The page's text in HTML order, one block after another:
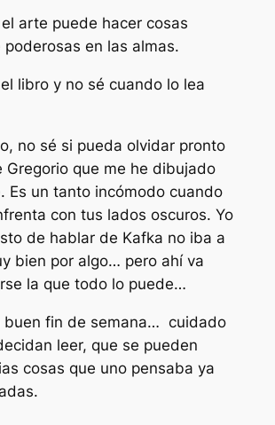
arte puede hacer cosas
poderosas en las almas.
libro y no sé cuando lo lea
no sé si pueda olvidar pronto
Gregorio que me he dibujado
Es un tanto incómodo cuando
con tus lados oscuros. Yo
de hablar de Kafka no iba a
bien por algo… pero ahí va
la que todo lo puede…
buen fin de semana… cuidado
leer, que se pueden
cosas que uno pensaba ya